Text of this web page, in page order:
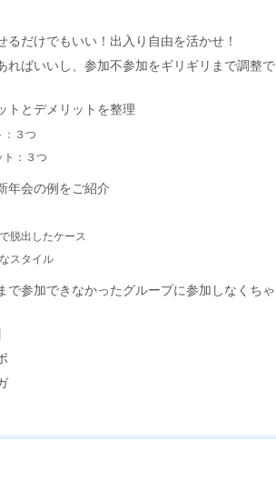
だけでもいい！出入り自由を活かせ！
ればいいし、参加不参加をギリギリまで調整で
トとデメリットを整理
：３つ
ト：３つ
年会の例をご紹介
脱出したケース
スタイル
で参加できなかったグループに参加しなくちゃ